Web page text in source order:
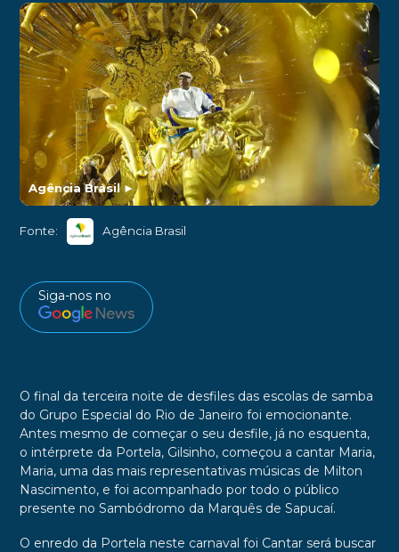
Agência Brasil►
Fonte: Agência Brasil
Siga-nos no
O final da terceira noite de desfiles das escolas de samba
do Grupo Especial do Rio de Janeiro foi emocionante.
Antes mesmo de começar o seu desfile, já no esquenta,
o intérprete da Portela, Gilsinho, começou a cantar Maria,
Maria, uma das mais representativas músicas de Milton
Nascimento, e foi acompanhado por todo o público
presente no Sambódromo da Marquês de Sapucaí.
O enredo da Portela neste carnaval foi Cantar será buscar